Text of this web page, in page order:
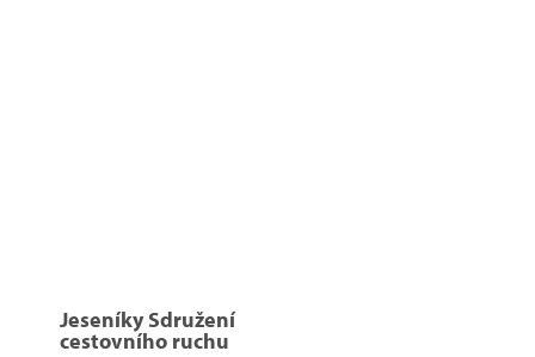
Jeseníky Sdružení
cestovního ruchu